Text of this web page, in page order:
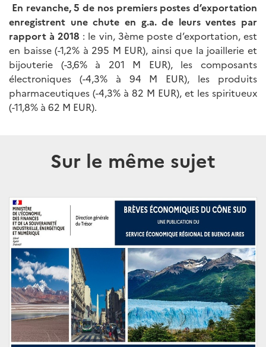
En revanche, 5 de nos premiers postes d’exportation
enregistrent une chute en g.a. de leurs ventes par
rapport à 2018 : le vin, 3ème poste d’exportation, est
en baisse (-1,2% à 295 M EUR), ainsi que la joaillerie et
bijouterie (-3,6% à 201 M EUR), les composants
électroniques (-4,3% à 94 M EUR), les produits
pharmaceutiques (-4,3% à 82 M EUR), et les spiritueux
(-11,8% à 62 M EUR).
Sur le même sujet